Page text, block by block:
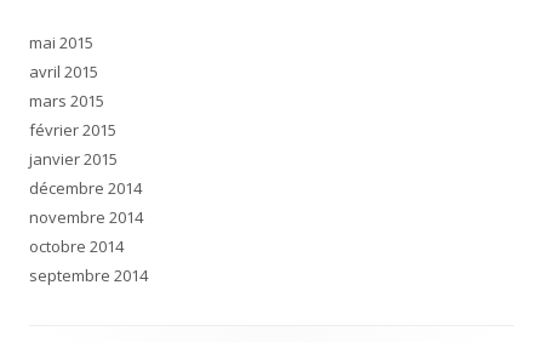
mai 2015
avril 2015
mars 2015
février 2015
janvier 2015
décembre 2014
novembre 2014
octobre 2014
septembre 2014